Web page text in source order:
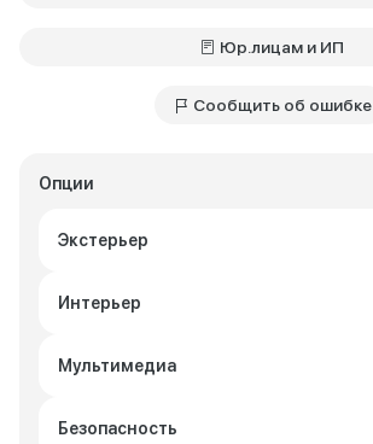
Опции
Экстерьер
Интерьер
Мультимедиа
Безопасность
Юр.лицам и ИП
Сообщить об ошибке